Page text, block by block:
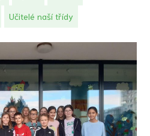
Učitelé naší třídy